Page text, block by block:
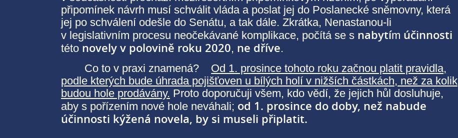
připomínek návrh musí schválit vláda a poslat jej do Poslanecké sněmovny, která
jej po schválení odešle do Senátu, a tak dále. Zkrátka, Nenastanou-li
v legislativním procesu neočekávané komplikace, počítá se s nabytím účinnosti
této novely v polovině roku 2020, ne dříve.
Co to v praxi znamená? Od 1. prosince tohoto roku začnou platit pravidla,
podle kterých bude úhrada pojišťoven u bílých holí v nižších částkách, než za kolik
budou hole prodávány. Proto doporučuji všem, kdo vědí, že jejich hůl dosluhuje,
aby s pořízením nové hole neváhali; od 1. prosince do doby, než nabude
účinnosti kýžená novela, by si museli připlatit.